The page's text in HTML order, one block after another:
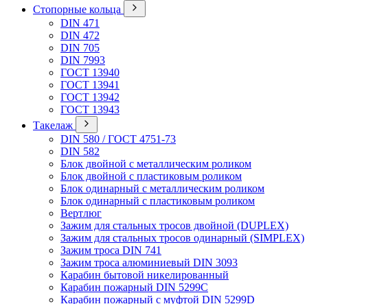
Стопорные кольца
DIN 471
DIN 472
DIN 705
DIN 7993
ГОСТ 13940
ГОСТ 13941
ГОСТ 13942
ГОСТ 13943
Такелаж
DIN 580 / ГОСТ 4751-73
DIN 582
Блок двойной с металлическим роликом
Блок двойной с пластиковым роликом
Блок одинарный с металлическим роликом
Блок одинарный с пластиковым роликом
Вертлюг
Зажим для стальных тросов двойной (DUPLEX)
Зажим для стальных тросов одинарный (SIMPLEX)
Зажим троса DIN 741
Зажим троса алюминиевый DIN 3093
Карабин бытовой никелированный
Карабин пожарный DIN 5299C
Карабин пожарный с муфтой DIN 5299D